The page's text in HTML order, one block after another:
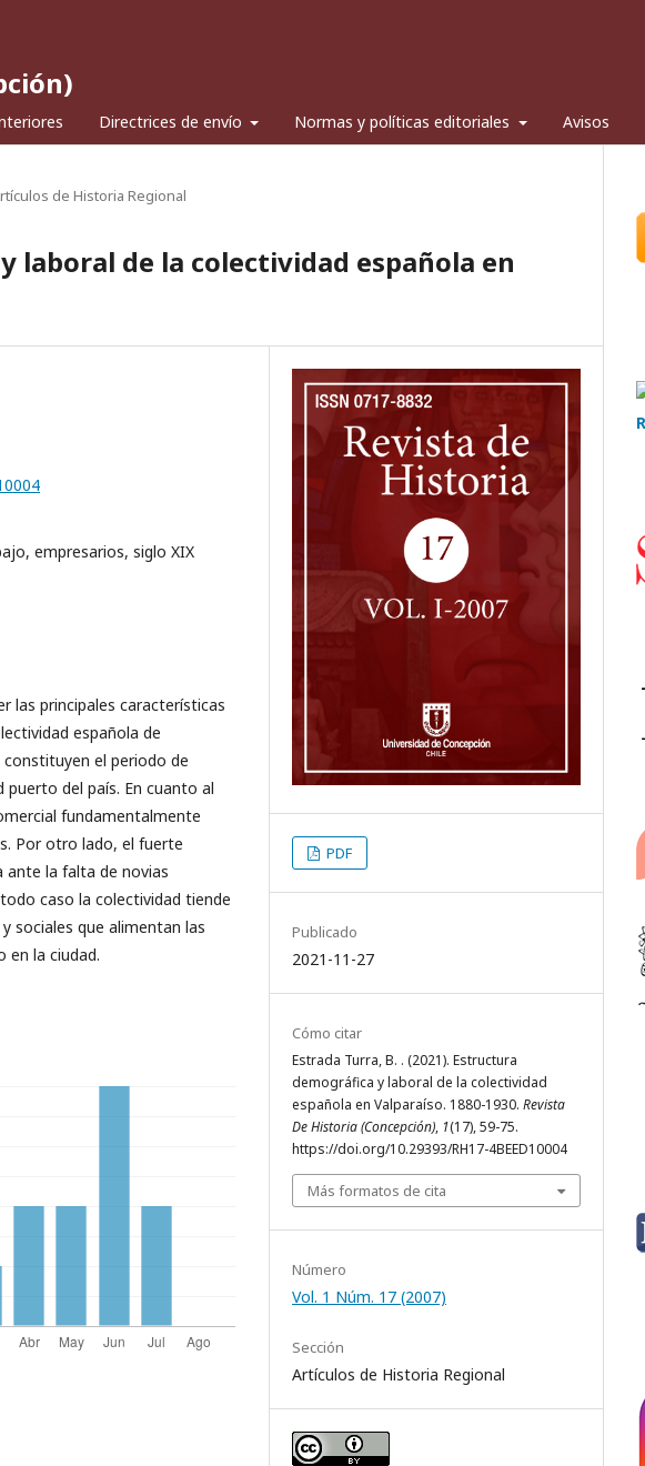
Directrices de envío Normas y políticas editoriales Avisos
de Historia Regional
laboral de la colectividad española en
empresarios, siglo XIX
las principales características
española de
el periodo de
del país. En cuanto al
fundamentalmente
Por otro lado, el fuerte
ante la falta de novias
caso la colectividad tiende
sociales que alimentan las
en la ciudad.
PDF
Publicado
2021-11-27
Cómo citar
Estrada Turra, B. . (2021). Estructura
demográfica y laboral de la colectividad
española en Valparaíso. 1880-1930. Revista
De Historia (Concepción), 1(17), 59-75.
https://doi.org/10.29393/RH17-4BEED10004
Más formatos de cita
Número
Vol. 1 Núm. 17 (2007)
Sección
Artículos de Historia Regional